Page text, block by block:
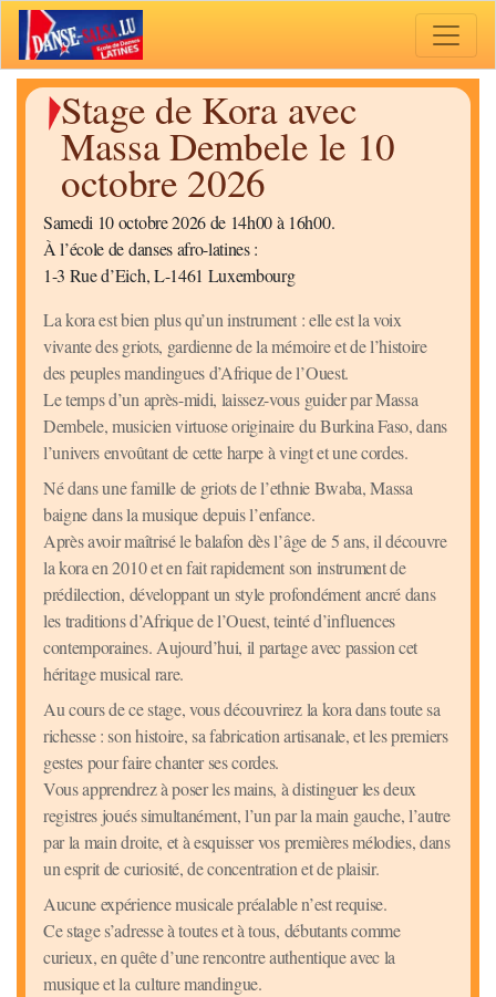
Stage de Kora avec
Massa Dembele le 10
octobre 2026
Samedi 10 octobre 2026 de 14h00 à 16h00.
À l’école de danses afro-latines :
1-3 Rue d’Eich, L-1461 Luxembourg
La kora est bien plus qu’un instrument : elle est la voix
vivante des griots, gardienne de la mémoire et de l’histoire
des peuples mandingues d’Afrique de l’Ouest.
Le temps d’un après-midi, laissez-vous guider par Massa
Dembele, musicien virtuose originaire du Burkina Faso, dans
l’univers envoûtant de cette harpe à vingt et une cordes.
Né dans une famille de griots de l’ethnie Bwaba, Massa
baigne dans la musique depuis l’enfance.
Après avoir maîtrisé le balafon dès l’âge de 5 ans, il découvre
la kora en 2010 et en fait rapidement son instrument de
prédilection, développant un style profondément ancré dans
les traditions d’Afrique de l’Ouest, teinté d’influences
contemporaines. Aujourd’hui, il partage avec passion cet
héritage musical rare.
Au cours de ce stage, vous découvrirez la kora dans toute sa
richesse : son histoire, sa fabrication artisanale, et les premiers
gestes pour faire chanter ses cordes.
Vous apprendrez à poser les mains, à distinguer les deux
registres joués simultanément, l’un par la main gauche, l’autre
par la main droite, et à esquisser vos premières mélodies, dans
un esprit de curiosité, de concentration et de plaisir.
Aucune expérience musicale préalable n’est requise.
Ce stage s’adresse à toutes et à tous, débutants comme
curieux, en quête d’une rencontre authentique avec la
musique et la culture mandingue.